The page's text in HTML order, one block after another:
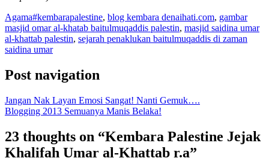
Agama#kembarapalestine, blog kembara denaihati.com, gambar
masjid omar al-khatab baitulmuqaddis palestin, masjid saidina umar
al-khattab palestin, sejarah penaklukan baitulmuqaddis di zaman
saidina umar
Post navigation
Jangan Nak Layan Emosi Sangat! Nanti Gemuk….
Blogging 2013 Semuanya Manis Belaka!
23 thoughts on “Kembara Palestine Jejak
Khalifah Umar al-Khattab r.a”